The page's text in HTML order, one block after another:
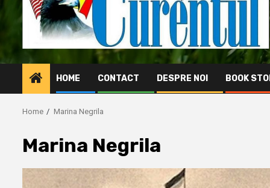
HOME CONTACT DESPRE NOI BOOK
Home Marina Negrila
Marina Negrila